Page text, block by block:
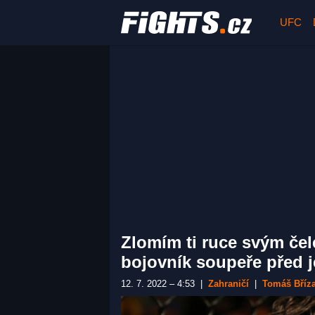
UFC
Zlomím ti ruce svým
bojovník soupeře před
12. 7. 2022 – 4:53 Zahraničí Tomáš